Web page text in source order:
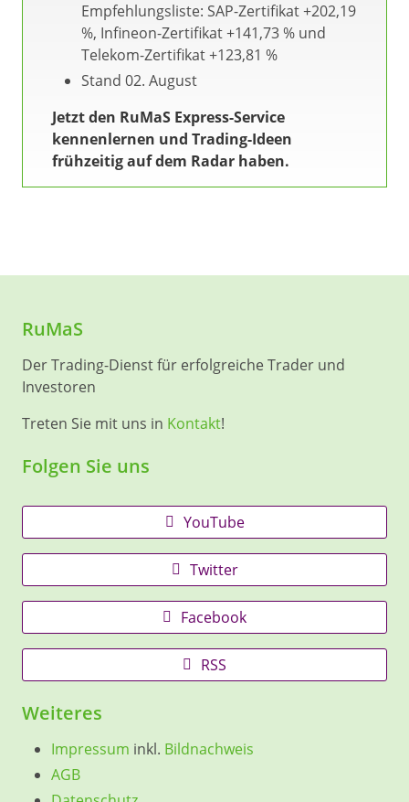
Empfehlungsliste: SAP-Zertifikat +202,19
%, Infineon-Zertifikat +141,73 % und
Telekom-Zertifikat +123,81 %
Stand 02. August
Jetzt den RuMaS Express-Service
kennenlernen und Trading-Ideen
frühzeitig auf dem Radar haben.
RuMaS
Der Trading-Dienst für erfolgreiche Trader und
Investoren
Treten Sie mit uns in Kontakt!
Folgen Sie uns
YouTube
Twitter
Facebook
RSS
Weiteres
Impressum inkl. Bildnachweis
AGB